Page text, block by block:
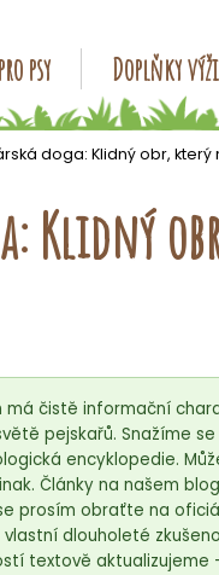
psy Doplňky
doga: Klidný obr,
Klidný
má čistě informační
pejskařů. Snažíme
encyklopedie.
Články na našem
prosím obraťte na
dlouholeté
textově aktualizujeme
najít?
HLEDAT